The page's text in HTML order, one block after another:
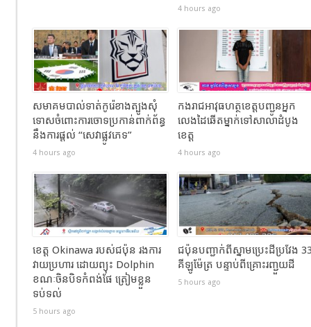
4 hours ago
សមាគមបាល់ទាត់កូរ៉េខាងត្បូងសុំ
ទោសចំពោះការចោទប្រកាន់ពាក់ព័ន្ធ
នឹងការផ្តល់ “សេវាផ្លូវភេទ”
4 hours ago
កងរាជឣាវុធហត្ថខេត្តបញ្ជូនអ្នក
លេងដៃឆើតម្នាក់ទៅសាលាដំបូង
ខេត្ត
4 hours ago
ខេត្ត Okinawa របស់ជប៉ុន រងការ
វាយប្រហារ ដោយព្យុះ Dolphin
ខណៈចិនបិទកំពង់ផែ ត្រៀមខ្លួន
ទប់ទល់
5 hours ago
ជប៉ុនបញ្ជាក់ពីស្នាមប្រេះដីប្រវែង
គីឡូម៉ែត្រ បន្ទាប់ពីគ្រោះរញ្ជួយដី
5 hours ago